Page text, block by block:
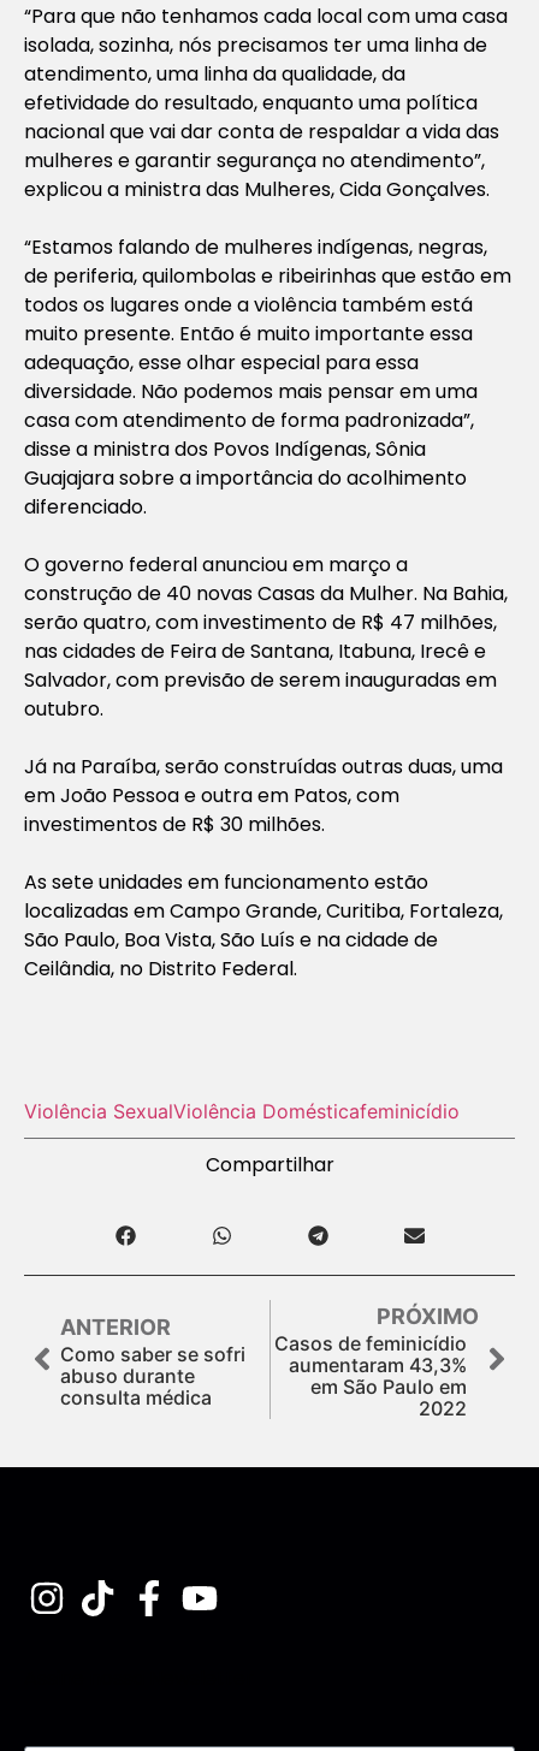
“Para que não tenhamos cada local com uma casa
isolada, sozinha, nós precisamos ter uma linha de
atendimento, uma linha da qualidade, da
efetividade do resultado, enquanto uma política
nacional que vai dar conta de respaldar a vida das
mulheres e garantir segurança no atendimento”,
explicou a ministra das Mulheres, Cida Gonçalves.
“Estamos falando de mulheres indígenas, negras,
de periferia, quilombolas e ribeirinhas que estão em
todos os lugares onde a violência também está
muito presente. Então é muito importante essa
adequação, esse olhar especial para essa
diversidade. Não podemos mais pensar em uma
casa com atendimento de forma padronizada”,
disse a ministra dos Povos Indígenas, Sônia
Guajajara sobre a importância do acolhimento
diferenciado.
O governo federal anunciou em março a
construção de 40 novas Casas da Mulher. Na Bahia,
serão quatro, com investimento de R$ 47 milhões,
nas cidades de Feira de Santana, Itabuna, Irecê e
Salvador, com previsão de serem inauguradas em
outubro.
Já na Paraíba, serão construídas outras duas, uma
em João Pessoa e outra em Patos, com
investimentos de R$ 30 milhões.
As sete unidades em funcionamento estão
localizadas em Campo Grande, Curitiba, Fortaleza,
São Paulo, Boa Vista, São Luís e na cidade de
Ceilândia, no Distrito Federal.
Violência SexualViolência Domésticafeminicídio
Compartilhar
ANTERIOR
Como saber se sofri
abuso durante
consulta médica
PRÓXIMO
Casos de feminicídio
aumentaram 43,3%
em São Paulo em
2022